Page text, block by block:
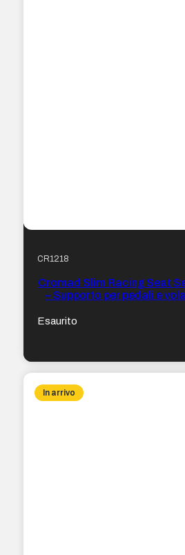
CR1218
Cromad Slim Racing Seat
– Supporto per pedali e
Esaurito
In arrivo